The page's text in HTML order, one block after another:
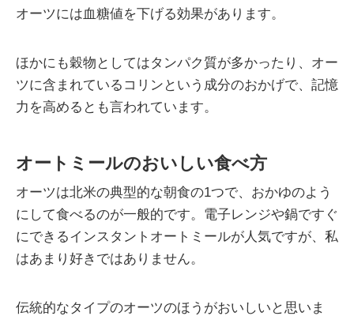
オーツには血糖値を下げる効果があります。
ほかにも穀物としてはタンパク質が多かったり、オー
ツに含まれているコリンという成分のおかげで、記憶
力を高めるとも言われています。
オートミールのおいしい食べ方
オーツは北米の典型的な朝食の1つで、おかゆのよう
にして食べるのが一般的です。電子レンジや鍋ですぐ
にできるインスタントオートミールが人気ですが、私
はあまり好きではありません。
伝統的なタイプのオーツのほうがおいしいと思いま